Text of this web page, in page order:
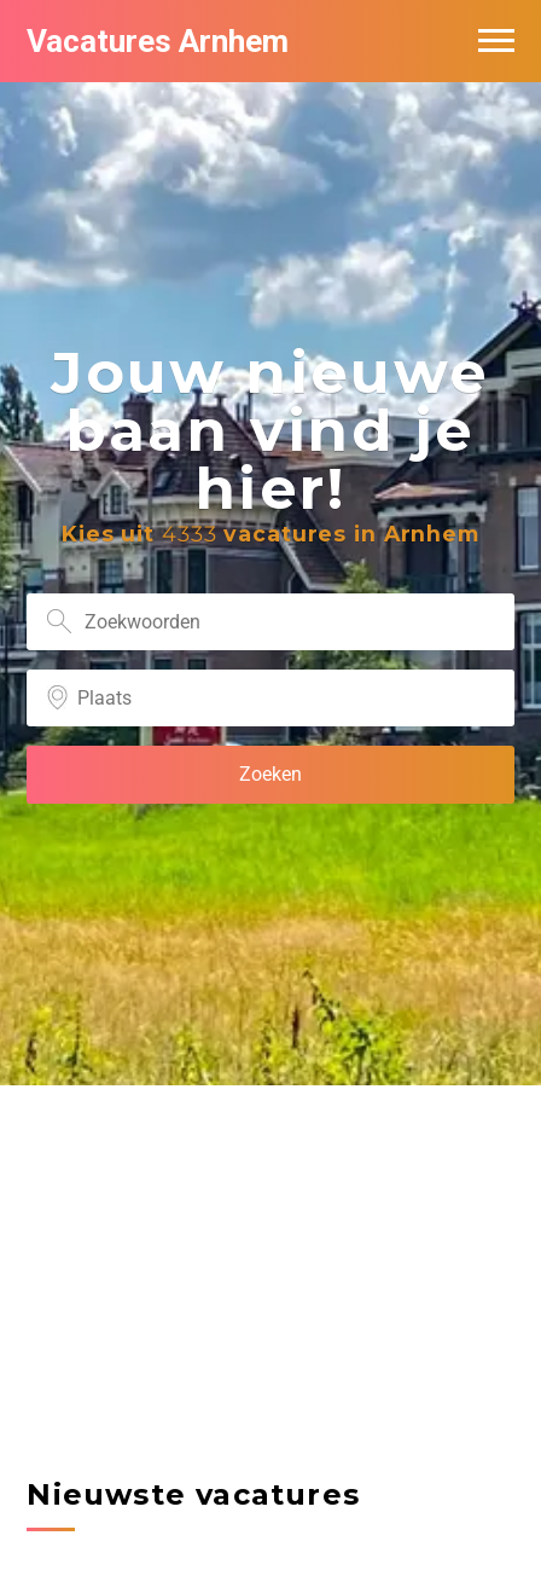
Vacatures Arnhem
Jouw nieuwe
baan vind je
hier!
Kies uit4333vacatures in Arnhem
Nieuwste vacatures
Vacatures per bedrijf in Arnhem
Nieuwsbrief feed